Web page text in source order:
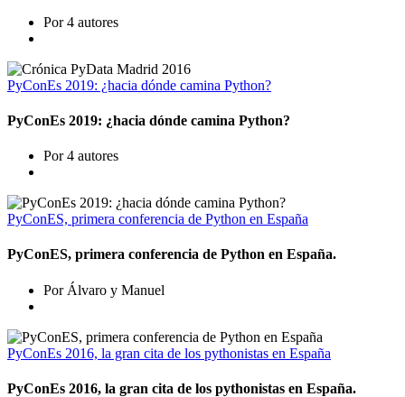
Por 4 autores
PyConEs 2019: ¿hacia dónde camina Python?
PyConEs 2019: ¿hacia dónde camina Python?
Por 4 autores
PyConES, primera conferencia de Python en España
PyConES, primera conferencia de Python en España.
Por Álvaro y Manuel
PyConEs 2016, la gran cita de los pythonistas en España
PyConEs 2016, la gran cita de los pythonistas en España.